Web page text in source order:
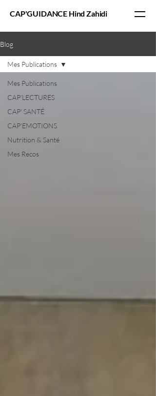
CAP'GUIDANCE Hind Zahidi
Blog
Mes Publications
CAP'LECTURES
CAP' SANTÉ
CAP'EMOTIONS
Nutrition & Santé
Mes Recos
Mes Publications